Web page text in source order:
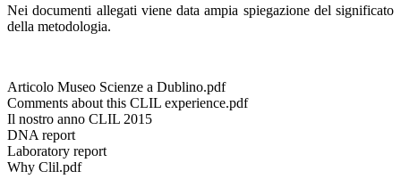
Nei documenti allegati viene data ampia spiegazione del significato
della metodologia.
Articolo Museo Scienze a Dublino.pdf
Comments about this CLIL experience.pdf
Il nostro anno CLIL 2015
DNA report
Laboratory report
Why Clil.pdf